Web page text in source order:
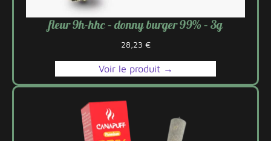
fleur 9h-hhc – donny burger 99% – 3g
28,23 €
Voir le produit →